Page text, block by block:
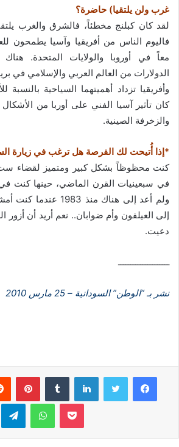
غرب ولن يلتقيا) حاضرة؟
لقد كان كبلنج مخطئاً، فالشرق والغرب
فاليوم الناس من أفريقيا وآسيا يطمحون
معاً في أوروبا والولايات المتحدة. هناك
الدولارات من العالم العربي والإسلامي في
وأفريقيا تزداد أهميتهما السياحية بالنسبة
كان تأثير آسيا الفني على أوربا من
والزخرفة الصينية.
*إذا أُتيحت لك الفرصة هل ترغب في زيارة
كنت محظوظاً بشكل كبير ومتميز لقضاء
في سبعينيات القرن الماضي، حينها كنت في
ولم أعد إلى هناك منذ
إلى العيلفون وأم ضوابان.. نعم أريد أن أزور
دعيت.
ـــــــــــــــــــــ
نشر بـ “الوطن” السودانية – 25 مارس 2010
فيسبوك لينكدإن بينتيريست
بوكيت واتساب